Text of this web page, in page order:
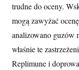
trudne do oceny.
mogą zawyżać
analizowano guzów
właśnie te
Replimune i